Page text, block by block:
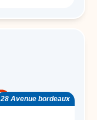
28 Avenue bordeaux